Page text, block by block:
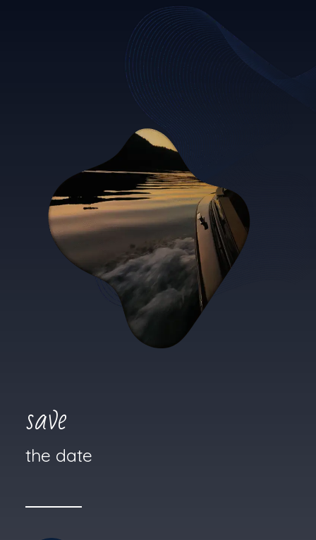
save
the date